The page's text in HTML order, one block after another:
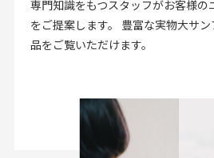
専門知識をもつスタッフがお客様の
をご提案します。
豊富な実物大サ
品をご覧いただけます。